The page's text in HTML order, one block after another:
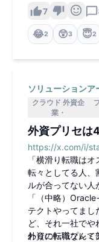
思ってるので誇
7
😂2 😲3 😇2
ソリューションア
クラウド 外資企
業
外資プリセは
https://x.com/i/
「横滑り転職は
転々としてる人、
ルが合ってない人
「（中略）
テクトやってまし
ど、それ一社でや
わりに転職プレミ
外資の転職なんて